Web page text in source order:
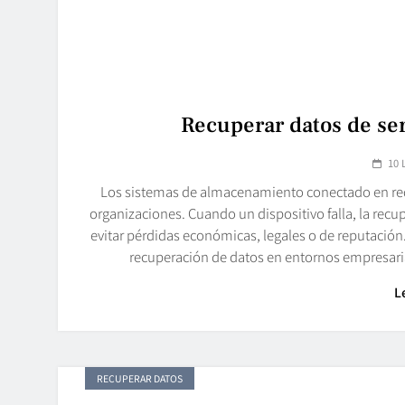
Recuperar datos de
10
Los sistemas de almacenamiento conectado en
organizaciones. Cuando un dispositivo falla, la
evitar pérdidas económicas, legales o de
recuperación de datos en entornos
RECUPERAR DATOS